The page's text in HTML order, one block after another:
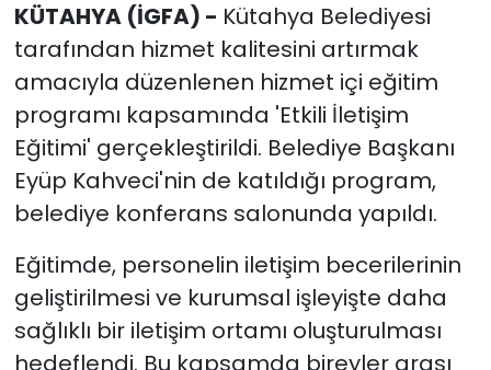
KÜTAHYA (İGFA) - Kütahya Belediyesi
tarafından hizmet kalitesini artırmak
amacıyla düzenlenen hizmet içi eğitim
programı kapsamında 'Etkili İletişim
Eğitimi' gerçekleştirildi. Belediye Başkanı
Eyüp Kahveci'nin de katıldığı program,
belediye konferans salonunda yapıldı.
Eğitimde, personelin iletişim becerilerinin
geliştirilmesi ve kurumsal işleyişte daha
sağlıklı bir iletişim ortamı oluşturulması
hedeflendi. Bu kapsamda bireyler arası